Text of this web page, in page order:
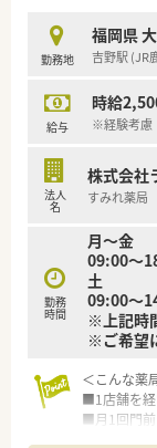
勤務地
福岡県
吉野駅 (JR
給与
時給
※経験考慮
法人
名
株式会社
すみれ薬局
勤務
時間
月～金
09:00～
土
09:00～
※上記時
※ご希望
＜こんな薬
■1店舗を経
■月1回門前